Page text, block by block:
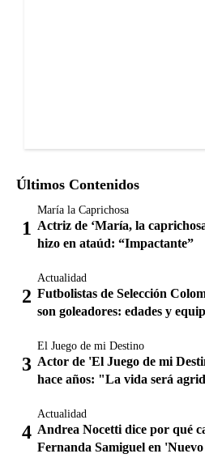
Últimos Contenidos
María la Caprichosa
Actriz de ‘María, la
hizo en ataúd: “Impactante”
Actualidad
Futbolistas de Selección
son goleadores: edades y
El Juego de mi Destino
Actor de 'El Juego de mi
hace años: "La vida será
Actualidad
Andrea Nocetti dice por qué
Fernanda Samiguel en